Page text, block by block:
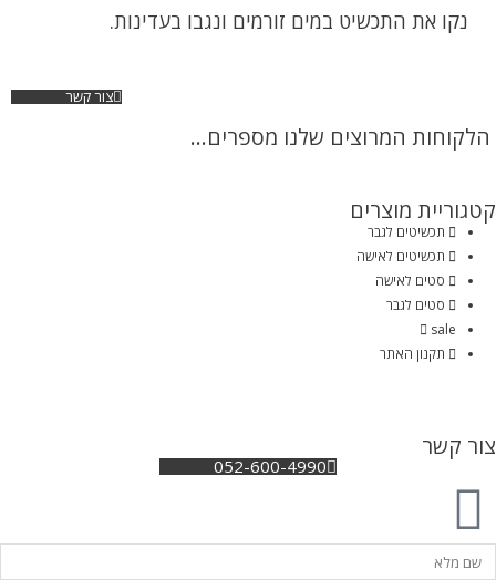
נקו את התכשיט במים זורמים ונגבו בעדינות.
צור קשר
הלקוחות המרוצים שלנו מספרים...
קטגוריית מוצרים
תכשיטים לגבר
תכשיטים לאישה
סטים לאישה
סטים לגבר
sale
תקנון האתר
צור קשר
052-600-4990